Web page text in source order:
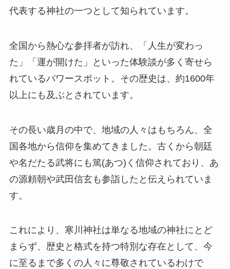
代表する神社の一つとして知られています。
全国から熱心な参拝者が訪れ、「人生が変わっ
た」「運が開けた」といった体験談が多く寄せら
れているパワースポット。その歴史は、約1600年
以上にも及ぶとされています。
その長い歳月の中で、地域の人々はもちろん、全
国各地から信仰を集めてきました。古くから朝廷
や名だたる武将にも篤(あつ)く信仰されており、あ
の源頼朝や武田信玄も参詣したと伝えられていま
す。
これにより、寒川神社は単なる地域の神社にとど
まらず、歴史と格式を持つ特別な存在として、今
に至るまで多くの人々に尊敬されているわけで